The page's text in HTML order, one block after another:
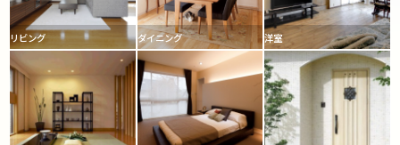
リビング ダイニング 洋室